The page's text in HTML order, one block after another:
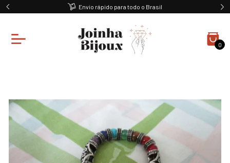
Envio rápido para todo o Brasil
0